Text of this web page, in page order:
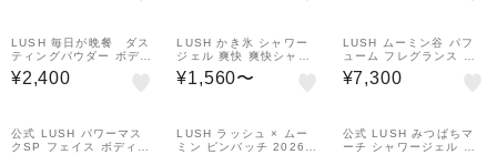
ダー マルチマスク プレ
ゼント ギフト ラッシュ
ュ
LUSH 毎日が晩餐 ダス
ティングパウダー ボディ
パウダー 人気 かわいい
ヴィーガン コスメ ラッ
¥2,400
LUSH かき氷 シャワー
ジェル 爽快 爽快シャワ
ー メントール 涼しい オ
ーガニック ヴィーガン
¥1,560〜
LUSH ムーミン谷 パフ
ューム フレグランス 香
水 ラベンダー バニラ ベ
ルガモッ ト 自然派 プレ
¥7,300
公式 LUSH パワーマス
クSP フェイス ボディ
LUSH ラッシュ × ムー
ミン ピンバッチ 2026
公式 LUSH みつばちマ
ーチ シャワージェル ボ